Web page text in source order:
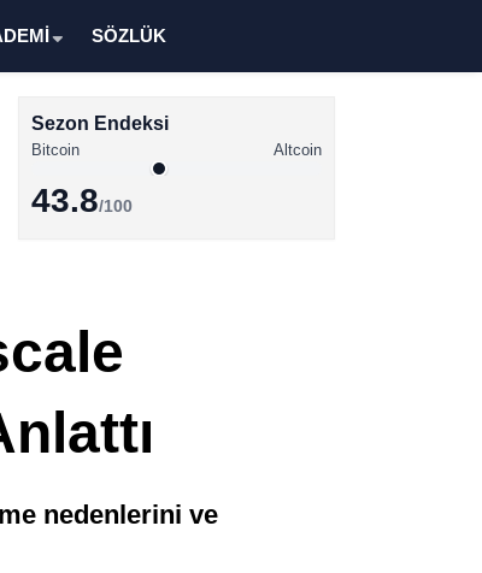
SÖZLÜK
Sezon Endeksi
Bitcoin Altcoin
43.8/100
nedenlerini ve